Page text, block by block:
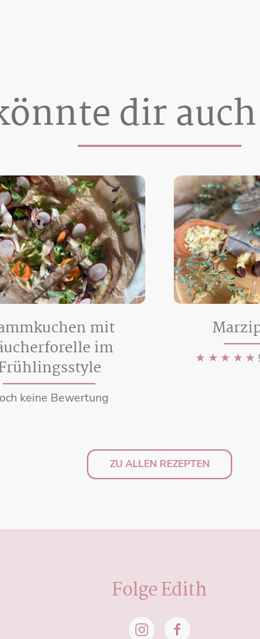
dir
mit
im
keine Bewertung
★ ★ ★ ★ ★
ZU ALLEN REZEPTEN
Folge Edith